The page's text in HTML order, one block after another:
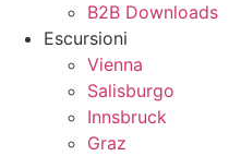
B2B Downloads
Escursioni
Vienna
Salisburgo
Innsbruck
Graz